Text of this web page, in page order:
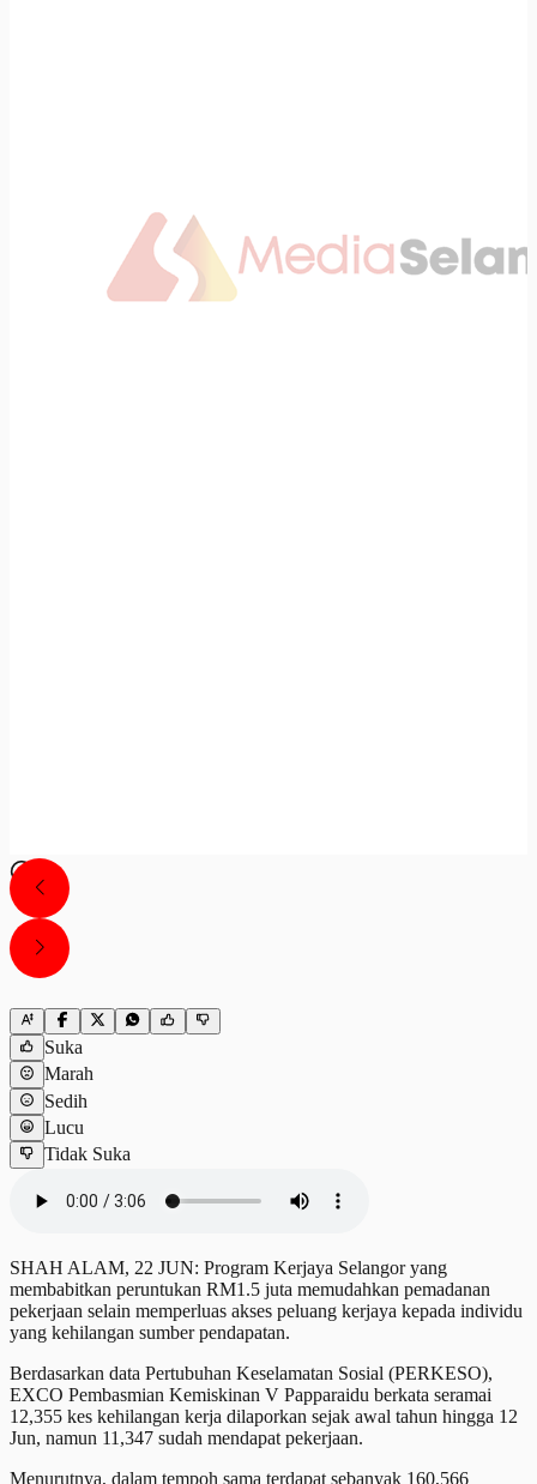
Suka
Marah
Sedih
Lucu
Tidak Suka
SHAH ALAM, 22 JUN: Program Kerjaya Selangor yang
membabitkan peruntukan RM1.5 juta memudahkan pemadanan
pekerjaan selain memperluas akses peluang kerjaya kepada individu
yang kehilangan sumber pendapatan.
Berdasarkan data Pertubuhan Keselamatan Sosial (PERKESO),
EXCO Pembasmian Kemiskinan V Papparaidu berkata seramai
12,355 kes kehilangan kerja dilaporkan sejak awal tahun hingga 12
Jun, namun 11,347 sudah mendapat pekerjaan.
Menurutnya, dalam tempoh sama terdapat sebanyak 160,566